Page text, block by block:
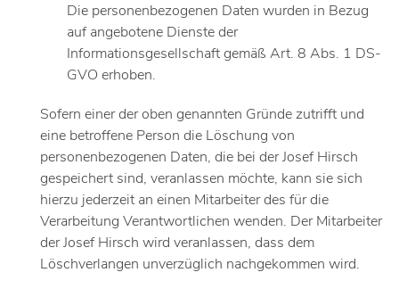
Die personenbezogenen Daten wurden in Bezug
auf angebotene Dienste der
Informationsgesellschaft gemäß Art. 8 Abs. 1 DS-
GVO erhoben.
Sofern einer der oben genannten Gründe zutrifft und
eine betroffene Person die Löschung von
personenbezogenen Daten, die bei der Josef Hirsch
gespeichert sind, veranlassen möchte, kann sie sich
hierzu jederzeit an einen Mitarbeiter des für die
Verarbeitung Verantwortlichen wenden. Der Mitarbeiter
der Josef Hirsch wird veranlassen, dass dem
Löschverlangen unverzüglich nachgekommen wird.